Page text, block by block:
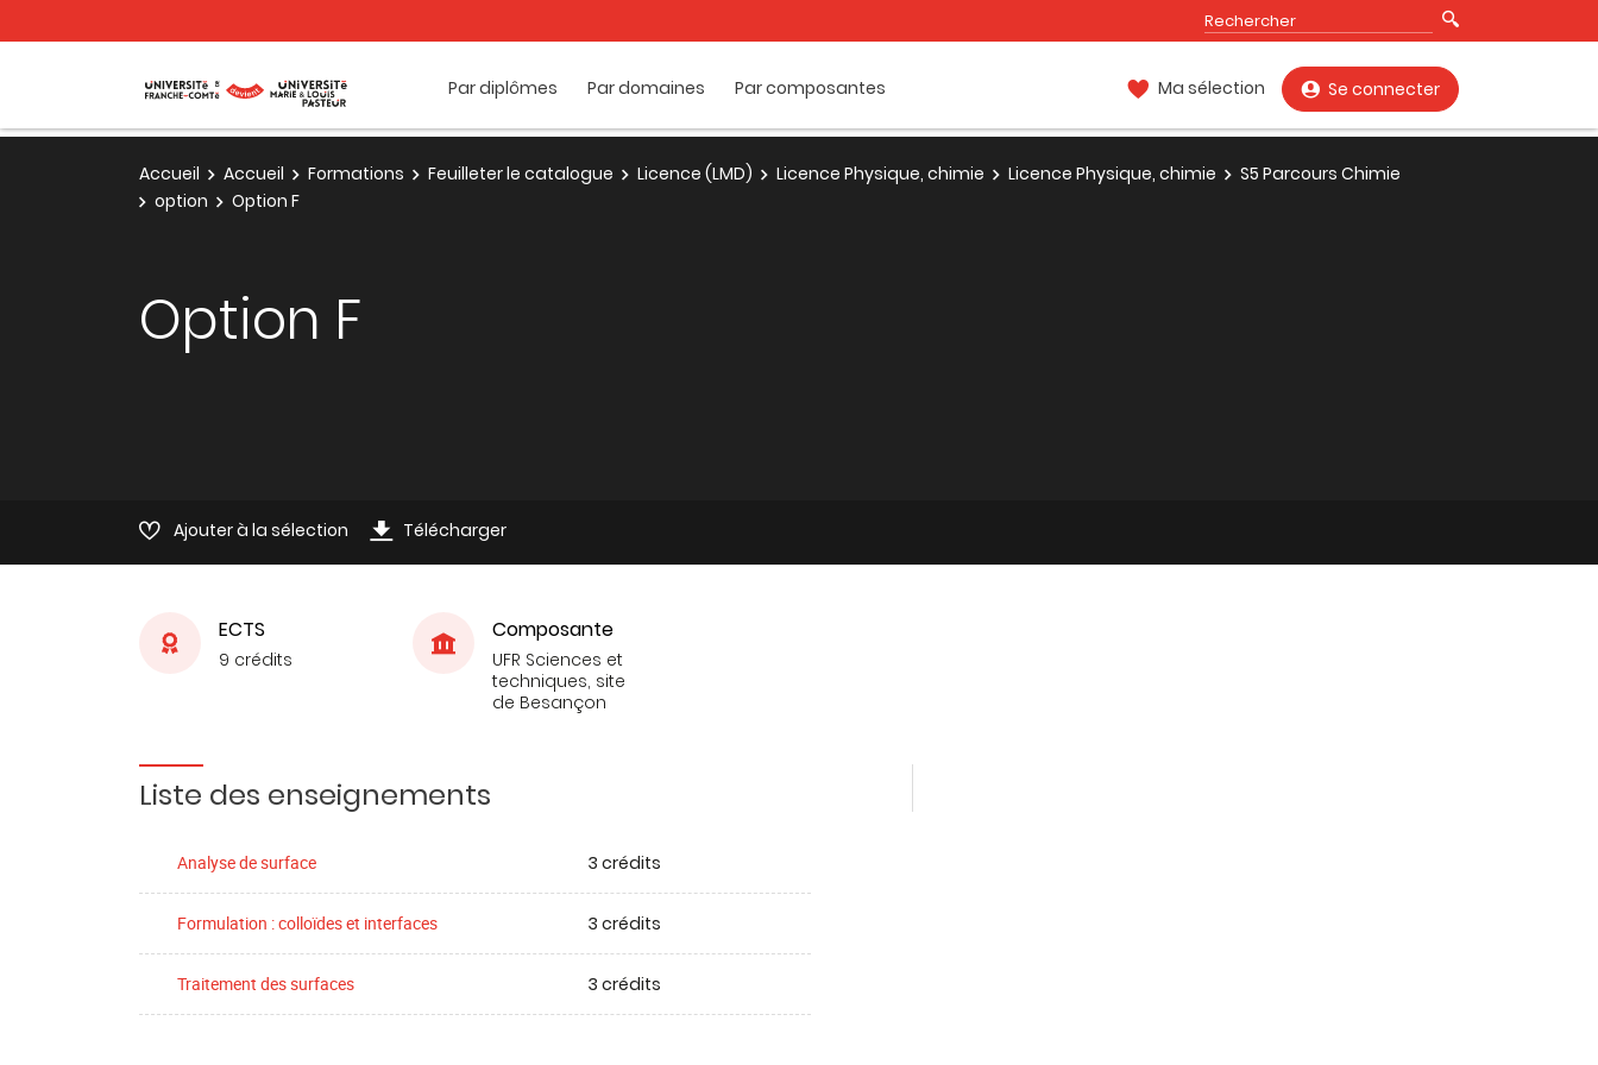
Par diplômes Par domaines Par composantes Ma sélection Se connecter
Accueil Accueil Formations Feuilleter le catalogue Licence (LMD) Licence Physique, chimie Licence Physique, chimie
S5 Parcours Chimie
option
Option F
Option F
Ajouter à la sélection Télécharger
ECTS
9 crédits
Composante
UFR Sciences et
techniques, site
de Besançon
Liste des enseignements
Analyse de surface 3 crédits
Formulation : colloïdes et interfaces 3 crédits
Traitement des surfaces 3 crédits